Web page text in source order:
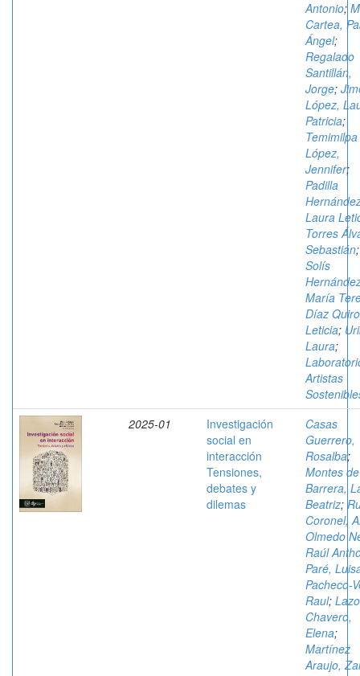
Antonio;
Cartea,
Ángel;
Regalado
Santillán,
Jorge;
López,
Patricia;
Temimilpa
López,
Jennifer;
Padilla
Laura
Torres
Sebastián;
Solís
María
Díaz
Leticia;
Laura;
Artistas
2025-01
Investigación
social en
interacción
Tensiones,
debates y
dilemas
Casas
Guerrero,
Rosalba;
Montes
Barrera,
Beatriz;
Coronel,
Olmedo
Raúl
Paré,
Pacheco-
Raul;
Chavero,
Elena;
Martínez
Araujo,